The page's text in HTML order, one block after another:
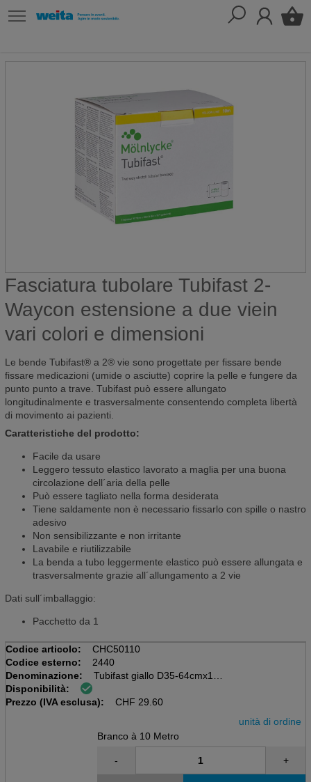
Fasciatura tubolare Tubifast 2-
Waycon estensione a due viein
vari colori e dimensioni
Le bende Tubifast® a 2® vie sono progettate per fissare bende
fissare medicazioni (umide o asciutte) coprire la pelle e fungere da
punto punto a trave. Tubifast può essere allungato
longitudinalmente e trasversalmente consentendo completa libertà
di movimento ai pazienti.
Caratteristiche del prodotto:
Facile da usare
Leggero tessuto elastico lavorato a maglia per una buona
circolazione dell´aria della pelle
Può essere tagliato nella forma desiderata
Tiene saldamente non è necessario fissarlo con spille o nastro
adesivo
Non sensibilizzante e non irritante
Lavabile e riutilizzabile
La benda a tubo leggermente elastico può essere allungata e
trasversalmente grazie all´allungamento a 2 vie
Dati sull´imballaggio:
Pacchetto da 1
Codice articolo:
CHC50110
Codice esterno:
2440
Denominazione:
Tubifast giallo D35-64cmx10m
Gr. Gamba/Testa
Disponibilità:
Prezzo (IVA esclusa):
CHF 29.60
unità di ordine
Branco à 10 Metro
- +